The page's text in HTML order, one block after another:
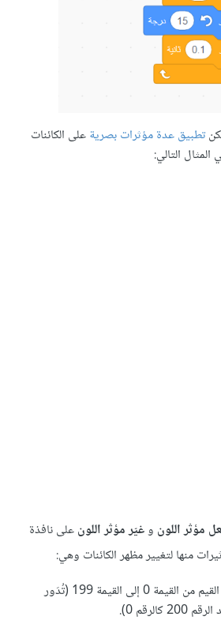
مؤثرات بصريةعلى الكائنات
وغيّر مؤثر اللونعلى نافذة
مظهر الكائنات وهي:
: يمكن اختيار القيم من القيمة 0 إلى القيمة 199 (تُدَور